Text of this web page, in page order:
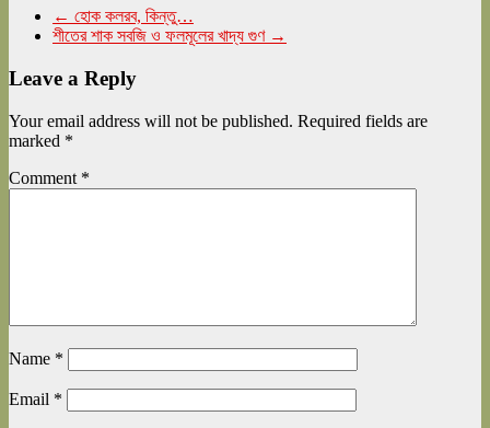
← হোক কলরব, কিন্তু…
শীতের শাক সবজি ও ফলমূলের খাদ্য গুণ →
Leave a Reply
Your email address will not be published. Required fields are
marked *
Comment *
Name *
Email *